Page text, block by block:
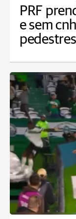
PRF
e sem